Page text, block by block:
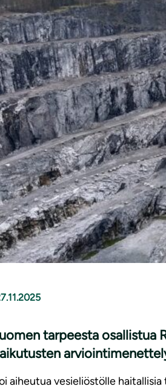
tarpeesta osallistua
aiheutua vesieliöstölle